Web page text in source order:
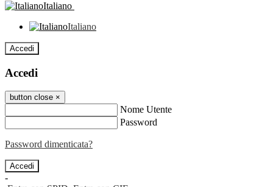
Italiano
Italiano
Accedi
Accedi
button close ×
Nome Utente
Password
Password dimenticata?
-